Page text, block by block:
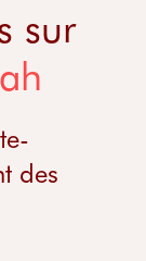
sur
des